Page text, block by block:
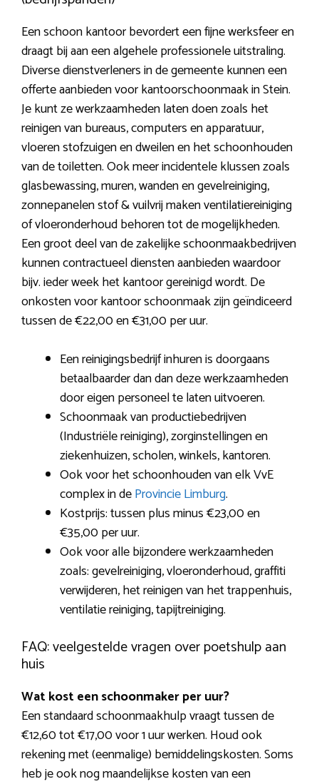
Een schoon kantoor bevordert een fijne werksfeer en
draagt bij aan een algehele professionele uitstraling.
Diverse dienstverleners in de gemeente kunnen een
offerte aanbieden voor kantoorschoonmaak in Stein.
Je kunt ze werkzaamheden laten doen zoals het
reinigen van bureaus, computers en apparatuur,
vloeren stofzuigen en dweilen en het schoonhouden
van de toiletten. Ook meer incidentele klussen zoals
glasbewassing, muren, wanden en gevelreiniging,
zonnepanelen stof & vuilvrij maken ventilatiereiniging
of vloeronderhoud behoren tot de mogelijkheden.
Een groot deel van de zakelijke schoonmaakbedrijven
kunnen contractueel diensten aanbieden waardoor
bijv. ieder week het kantoor gereinigd wordt. De
onkosten voor kantoor schoonmaak zijn geïndiceerd
tussen de €22,00 en €31,00 per uur.
Een reinigingsbedrijf inhuren is doorgaans
betaalbaarder dan dan deze werkzaamheden
door eigen personeel te laten uitvoeren.
Schoonmaak van productiebedrijven
(Industriële reiniging), zorginstellingen en
ziekenhuizen, scholen, winkels, kantoren.
Ook voor het schoonhouden van elk VvE
complex in deProvincie Limburg.
Kostprijs: tussen plus minus €23,00 en
€35,00 per uur.
Ook voor alle bijzondere werkzaamheden
zoals: gevelreiniging, vloeronderhoud, graffiti
verwijderen, het reinigen van het trappenhuis,
ventilatie reiniging, tapijtreiniging.
FAQ: veelgestelde vragen over poetshulp aan
huis
Wat kost een schoonmaker per uur?
Een standaard schoonmaakhulp vraagt tussen de
€12,60 tot €17,00 voor 1 uur werken. Houd ook
rekening met (eenmalige) bemiddelingskosten. Soms
heb je ook nog maandelijkse kosten van een